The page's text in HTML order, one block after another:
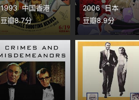
傳之東成西就
1993 中国香港
豆瓣8.7分
ト部
2006 日本
豆瓣8.9分